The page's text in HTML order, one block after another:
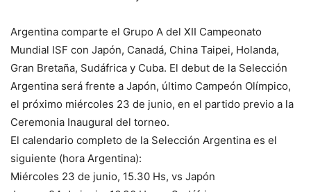
Argentina comparte el Grupo A del XII Campeonato
Mundial ISF con Japón, Canadá, China Taipei, Holanda,
Gran Bretaña, Sudáfrica y Cuba. El debut de la Selección
Argentina será frente a Japón, último Campeón Olímpico,
el próximo miércoles 23 de junio, en el partido previo a la
Ceremonia Inaugural del torneo.
El calendario completo de la Selección Argentina es el
siguiente (hora Argentina):
Miércoles 23 de junio, 15.30 Hs, vs Japón